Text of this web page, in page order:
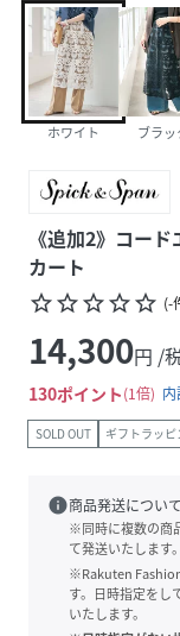
ホワイト ブラッ
《追加2》コー
カート
star_borderstar_borderstar_borderstar_borderstar_border (-
14,300円 /
130ポイント 1倍
SOLD OUT ギフトラッピ
info商品発送につい
※同時に複数の商
て発送いたします。
※Rakuten
す。日時指定をし
いたします。